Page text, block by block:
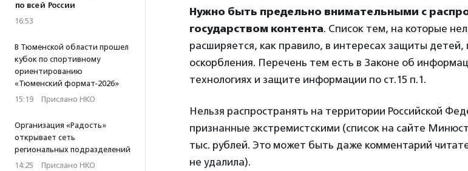
по всей России
16:53
В Тюменской области прошел
кубок по спортивному
ориентированию
«Тюменский формат-2026»
15:19 · Прислано НКО
Организация «Радость»
открывает сеть
региональных подразделений
14:25 · Прислано НКО
Нужно быть предельно внимательными с
государством контента. Список тем, на которые
расширяется, как правило, в интересах защиты детей,
оскорбления. Перечень тем есть в Законе об
технологиях и защите информации по ст.15 п.1.
Нельзя распространять на территории Российской
признанные экстремистскими (список на сайте
тыс. рублей. Это может быть даже комментарий
не удалила).